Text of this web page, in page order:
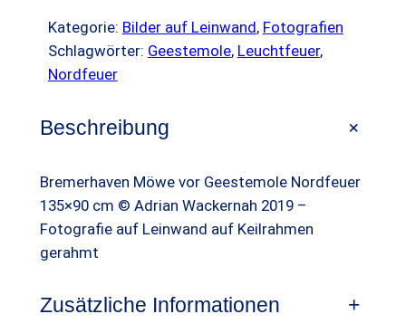
Kategorie: Bilder auf Leinwand, Fotografien
Schlagwörter: Geestemole, Leuchtfeuer,
Nordfeuer
Beschreibung +
Bremerhaven Möwe vor Geestemole Nordfeuer
135×90 cm © Adrian Wackernah 2019 –
Fotografie auf Leinwand auf Keilrahmen
gerahmt
Zusätzliche Informationen +